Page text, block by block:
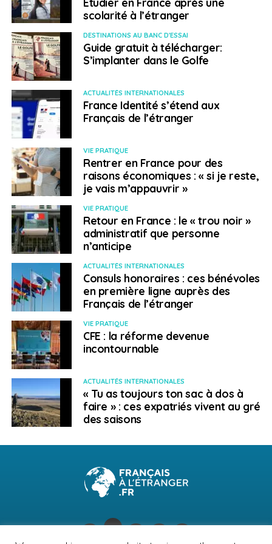
alors qu’avant c’était plutôt uniquement dans Budapest.
restaurants et les transports en commun car les
amendes sont élevées. Il n’y avait pas de restriction
mais ça commence.”
Les entreprises étrangères installées en Hongrie ont
bénéficié, mais seulement jusqu’en septembre, de
quelques aides du gouvernement : chômage partiel ou
moratoire sur les remboursements de crédits et les
charges. Les sociétés françaises ont fait le gros dos
mais peu d’entre elles ont quitté le pays jusqu’à
présent.“La reprise va être très lente. Il y a beaucoup
en sorte que ça reprenne et les entrepreneurs plus
petits dont les clients sont des multinationales vont
reprendre tout doucement”
On évalue à 3 500 à 4 000 le nombre de Français
présents en Hongrie, avec de grands groupes dans
l’environnement, la banque, l’agroalimentaire, la
distribution ou une filiale de Vinci qui construit une
partie du métro de Budapest.
Lui écrire : jeanne.dubard@gmail.com
Aller plus loin
LaChambre de commerce et d’industrie France –
Hongrie
FEATURED HONGRIE
Présidentielle américaine: le Texas va-t-il
scolarité à l’étranger
DESTINATIONS AU BANC D'ESSAI
Guide gratuit à télécharger:
S’implanter dans le Golfe
ACTUALITÉS INTERNATIONALES
France Identité s’étend aux
Français de l’étranger
VIE PRATIQUE
Rentrer en France pour des
raisons économiques : « si je reste,
je vais m’appauvrir »
VIE PRATIQUE
Retour en France : le « trou noir »
administratif que personne
n’anticipe
ACTUALITÉS INTERNATIONALES
Consuls honoraires : ces bénévoles
en première ligne auprès des
Français de l’étranger
VIE PRATIQUE
CFE : la réforme devenue
incontournable
ACTUALITÉS INTERNATIONALES
« Tu as toujours ton sac à dos à
faire » : ces expatriés vivent au gré
des saisons